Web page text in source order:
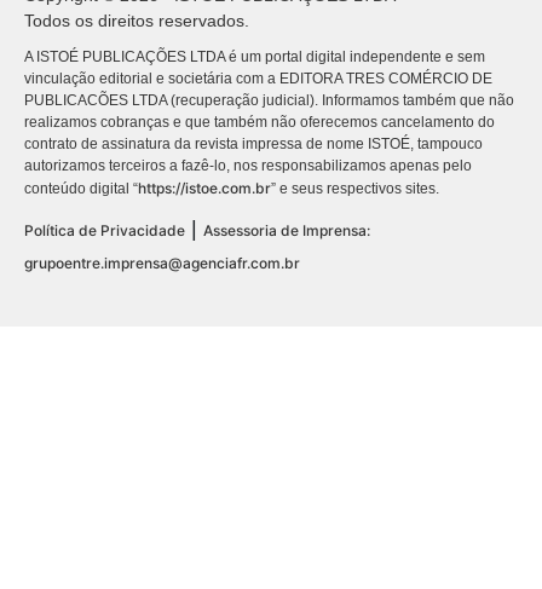
Todos os direitos reservados.
A ISTOÉ PUBLICAÇÕES LTDA é um portal digital independente e sem
vinculação editorial e societária com a EDITORA TRES COMÉRCIO DE
PUBLICACÕES LTDA (recuperação judicial). Informamos também que não
realizamos cobranças e que também não oferecemos cancelamento do
contrato de assinatura da revista impressa de nome ISTOÉ, tampouco
autorizamos terceiros a fazê-lo, nos responsabilizamos apenas pelo
conteúdo digital “https://istoe.com.br” e seus respectivos sites.
Política de Privacidade | Assessoria de Imprensa:
grupoentre.imprensa@agenciafr.com.br